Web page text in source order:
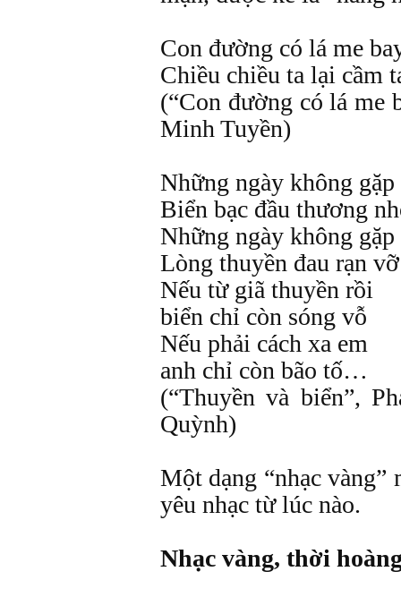
Con đường có lá me
Chiều chiều ta lại cầm
(“Con đường có lá me
Minh Tuyền)
Những ngày không gặp
Biển bạc đầu thương
Những ngày không gặp
Lòng thuyền đau rạn vỡ
Nếu từ giã thuyền rồi
biển chỉ còn sóng vỗ
Nếu phải cách xa em
anh chỉ còn bão tố…
(“Thuyền và biển”,
Quỳnh)
Một dạng “nhạc vàng”
yêu nhạc từ lúc nào.
Nhạc vàng, thời